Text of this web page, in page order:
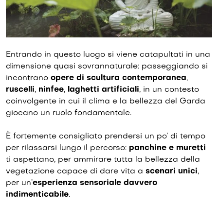
Entrando in questo luogo si viene catapultati in una
dimensione quasi sovrannaturale: passeggiando si
incontrano opere di scultura contemporanea,
ruscelli, ninfee, laghetti artificiali, in un contesto
coinvolgente in cui il clima e la bellezza del Garda
giocano un ruolo fondamentale.
È fortemente consigliato prendersi un po’ di tempo
per rilassarsi lungo il percorso: panchine e muretti
ti aspettano, per ammirare tutta la bellezza della
vegetazione capace di dare vita a scenari unici,
per un’esperienza sensoriale davvero
indimenticabile.